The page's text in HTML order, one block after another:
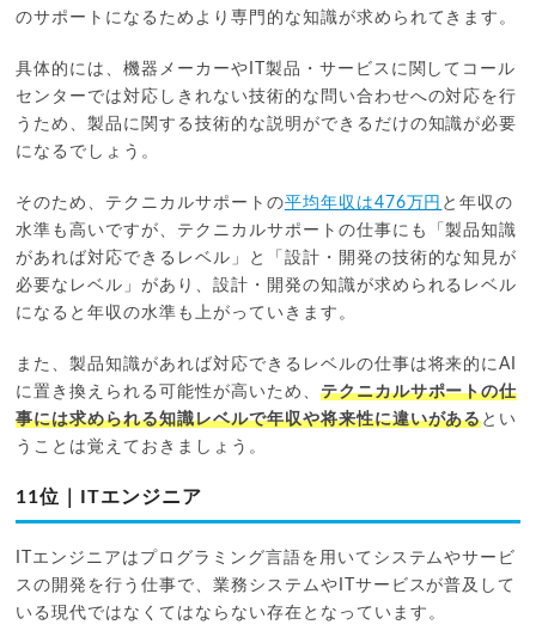
のサポートになるためより専門的な知識が求められてきます。
具体的には、機器メーカーやIT製品・サービスに関してコール
センターでは対応しきれない技術的な問い合わせへの対応を行
うため、製品に関する技術的な説明ができるだけの知識が必要
になるでしょう。
そのため、テクニカルサポートの平均年収は476万円 と年収の
水準も高いですが、テクニカルサポートの仕事にも「製品知識
があれば対応できるレベル」と「設計・開発の技術的な知見が
必要なレベル」があり、設計・開発の知識が求められるレベル
になると年収の水準も上がっていきます。
また、製品知識があれば対応できるレベルの仕事は将来的にAI
に置き換えられる可能性が高いため、 テクニカルサポートの仕
事には求められる知識レベルで年収や将来性に違いがあるとい
うことは覚えておきましょう。
11位｜ITエンジニア
ITエンジニアはプログラミング言語を用いてシステムやサービ
スの開発を行う仕事で、業務システムやITサービスが普及して
いる現代ではなくてはならない存在となっています。